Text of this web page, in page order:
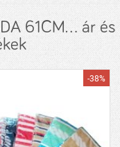
61CM... ár és
-38%